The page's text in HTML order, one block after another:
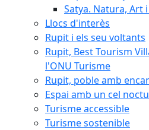
Satya. Natura, Art
Llocs d'interès
Rupit i els seu voltants
Rupit, Best Tourism
l'ONU Turisme
Rupit, poble amb
Espai amb un cel
Turisme accessible
Turisme sostenible